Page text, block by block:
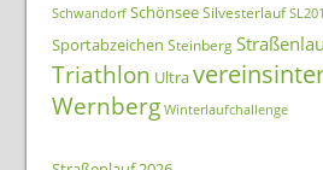
Schwandorf Schönsee Silvesterlauf
Sportabzeichen Steinberg
Triathlon Ultra
Wernberg Winterlaufchallenge